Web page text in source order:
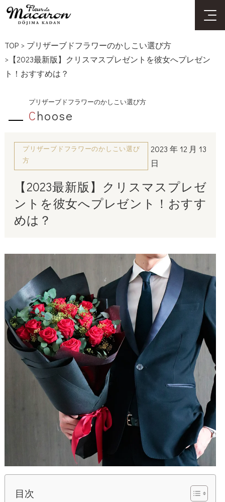
TOP> プリザーブドフラワーのかしこい選び方
>【2023最新版】クリスマスプレゼントを彼女へプレゼン
ト！おすすめは？
プリザーブドフラワーのかしこい選び方
Choose
プリザーブドフラワーのかしこい選び
方
2023年12月13
日
【2023最新版】クリスマスプレゼ
ントを彼女へプレゼント！おすす
めは？
目次